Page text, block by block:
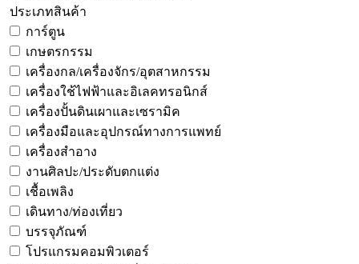
ประเภทสินค้า
การ์ตูน
เกษตรกรรม
เครื่องกล/เครื่องจักร/อุตสาหกรรม
เครื่องใช้ไฟฟ้าและอิเลคทรอนิกส์
เครื่องปั้นดินเผาและเซรามิค
เครื่องมือและอุปกรณ์ทางการแพทย์
เครื่องสำอาง
งานศิลปะ/ประดับตกแต่ง
เชื้อเพลิง
เดินทาง/ท่องเที่ยว
บรรจุภัณฑ์
โปรแกรมคอมพิวเตอร์